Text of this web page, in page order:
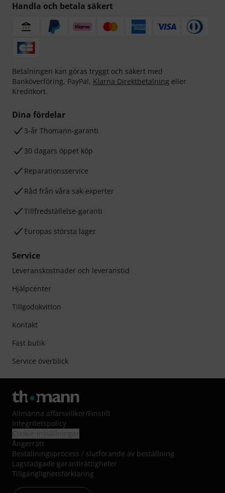
Handla och betala säkert
Betalningen kan göras tryggt och säkert med
Banköverföring, PayPal, Klarna Direktbetalning eller
Kreditkort.
Dina fördelar
3-år Thomann-garanti
30 dagars öppet köp
Reparationsservice
Råd från våra sak-experter
Tillfredställelse-garanti
Europas största lager
Service
Leveranskostnader och leveranstid
Hjälpcenter
Tillgodokvitton
Kontakt
Fast butik
Service överblick
Allmänna affärsvillkor/Finstilt
Integritetspolicy
Ångerrätt
Beställningsprocess / slutförande av beställning
Lagstadgade garantirättigheter
Tillgänglighetsförklaring